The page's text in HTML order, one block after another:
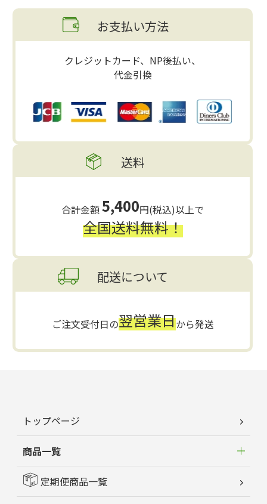
お支払い方法
クレジットカード、NP後払い、
代金引換
送料
合計金額5,400円(税込)以上で
全国送料無料！
配送について
ご注文受付日の翌営業日から発送
トップページ
商品一覧
定期便商品一覧